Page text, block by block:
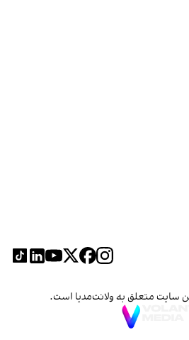
سایت متعلق به ولانت‌مدیا است.